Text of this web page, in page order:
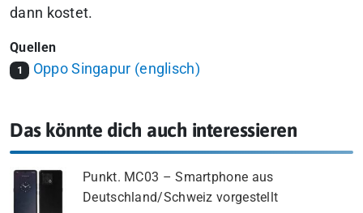
dann kostet.
Quellen
1 Oppo Singapur (englisch)
Das könnte dich auch interessieren
Punkt. MC03 – Smartphone aus
Deutschland/Schweiz vorgestellt